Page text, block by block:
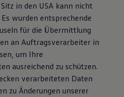
in den USA kann nicht
wurden entsprechende
für die Übermittlung
an Auftragsverarbeiter in
um Ihre
ausreichend zu schützen.
verarbeiteten Daten
zu Änderungen unserer